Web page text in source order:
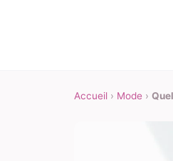
Accueil › Mode ›